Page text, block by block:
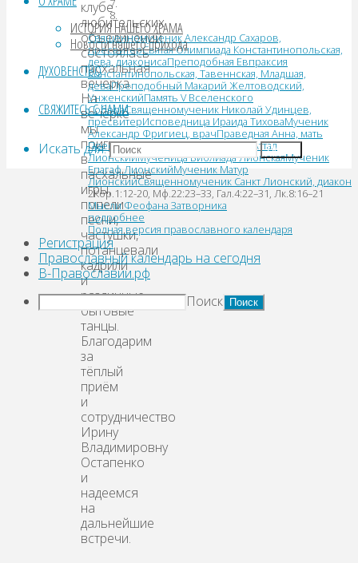
ИСТОРИЯ НАШЕГО ХРАМА
Новости нашего прихода
ДУХОВЕНСТВО
СВЯЖИТЕСЬ С НАМИ
Искать для: Поиск
клубе
любительских
объединений
состоялась
пасхальная
вечёрка.
На
вечёрке
мы
поиграли
в
пасхальные
игры,
попели
песни,
частушки,
потанцевали
кадрили
и
различные
бытовые
танцы.
Благодарим
за
тёплый
приём
и
сотрудничество
Ирину
Владимировну
Остапенко
и
надеемся
на
дальнейшие
встречи.
Священномученик Александр Сахаров,
пресвитерСвятая Олимпиада Константинопольская,
дева, диаконисаПреподобная Евпраксия
Константинопольская, Тавеннская, Младшая,
деваПреподобный Макарий Желтоводский,
УнженскийПамять V Вселенского
СобораСвященномученик Николай Удинцев,
пресвитерИсповедница Ираида ТиховаМученик
Александр Фригиец, врачПраведная Анна, мать
Пресвятой БогородицыМученик Аттал
ЛионскийМученица Библиада ЛионскаяМученик
Епагаф ЛионскийМученик Матур
ЛионскийСвященномученик Санкт Лионский, диакон
2Кор.1:12-20, Мф.22:23–33, Гал.4:22–31, Лк.8:16–21
Мысли Феофана Затворника
подробнее
Полная версия православного календаря
Регистрация
Православный календарь на сегодня
В-Православии.рф
Поиск